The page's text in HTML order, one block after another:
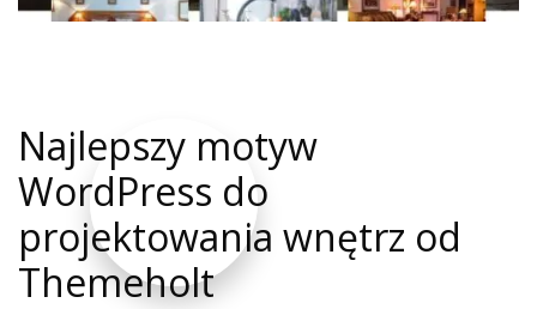
Najlepszy motyw
WordPress do
projektowania wnętrz od
Themeholt